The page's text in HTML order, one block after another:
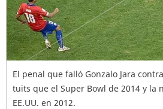
El penal que falló Gonzalo Jara
tuits que el Super Bowl de 2014 y la
EE.UU. en 2012.